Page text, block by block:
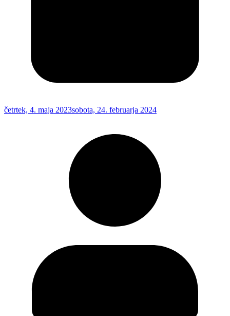
četrtek, 4. maja 2023sobota, 24. februarja 2024